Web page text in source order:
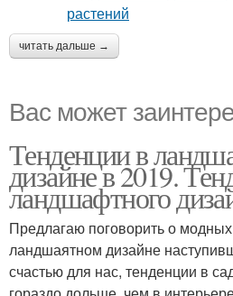
читать дальше →
Вас может
Тенденции в
дизайне в 2019.
ландшафтного
Предлагаю поговорить о
ландшаятном дизайне
счастью для нас, тенденции в